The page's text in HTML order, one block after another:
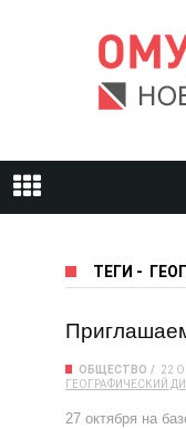
ТЕГИ -
ОБЩЕСТВО
22
ГЕОГРАФИЧЕСКИЙ
27 октября на